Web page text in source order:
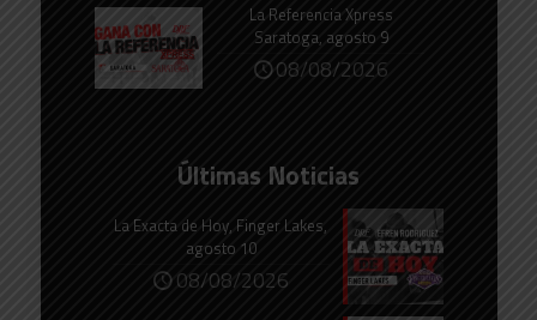
La Referencia Xpress
Saratoga, agosto 9
08/08/2026
Últimas Noticias
La Exacta de Hoy, Finger Lakes,
agosto 10
08/08/2026